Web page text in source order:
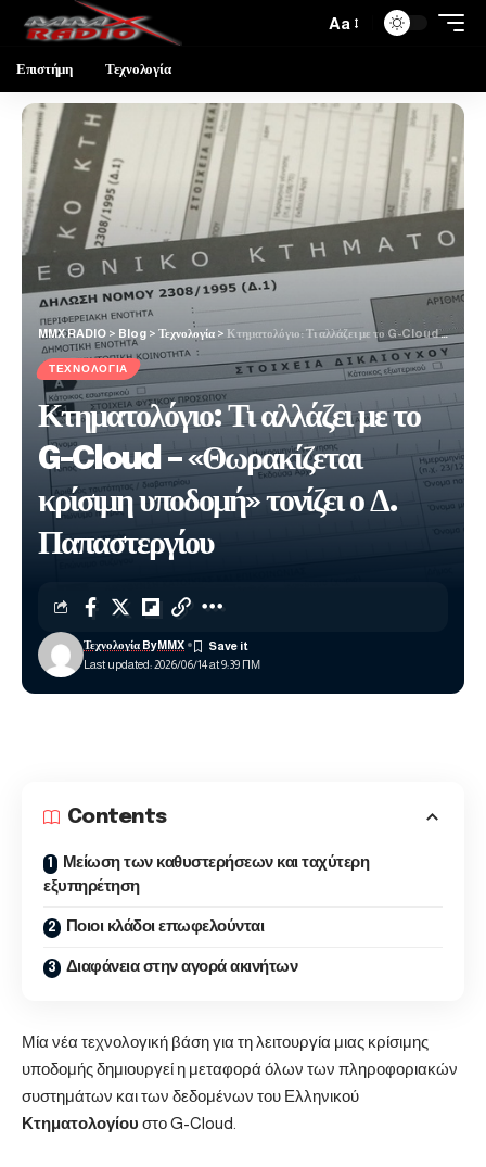
Aa
Επιστήμη Τεχνολογία
MMX RADIO > Blog > Τεχνολογία > Κτηματολόγιο: Τι αλλάζει με το G-Cloud – «Θωρακίζεται κρίσιμη υποδομή» τονίζει ο Δ. Παπαστεργίου
ΤΕΧΝΟΛΟΓΊΑ
Κτηματολόγιο: Τι αλλάζει με το
G-Cloud – «Θωρακίζεται
κρίσιμη υποδομή» τονίζει ο Δ.
Παπαστεργίου
Last updated: 2026/06/14 at 9:39 ΠΜ
Τεχνολογία ByMMX
Contents
Μείωση των καθυστερήσεων και ταχύτερη
εξυπηρέτηση
Ποιοι κλάδοι επωφελούνται
Διαφάνεια στην αγορά ακινήτων
Μία νέα τεχνολογική βάση για τη λειτουργία μιας κρίσιμης
υποδομής δημιουργεί η μεταφορά όλων των πληροφοριακών
συστημάτων και των δεδομένων του Ελληνικού
Κτηματολογίου στο G-Cloud.